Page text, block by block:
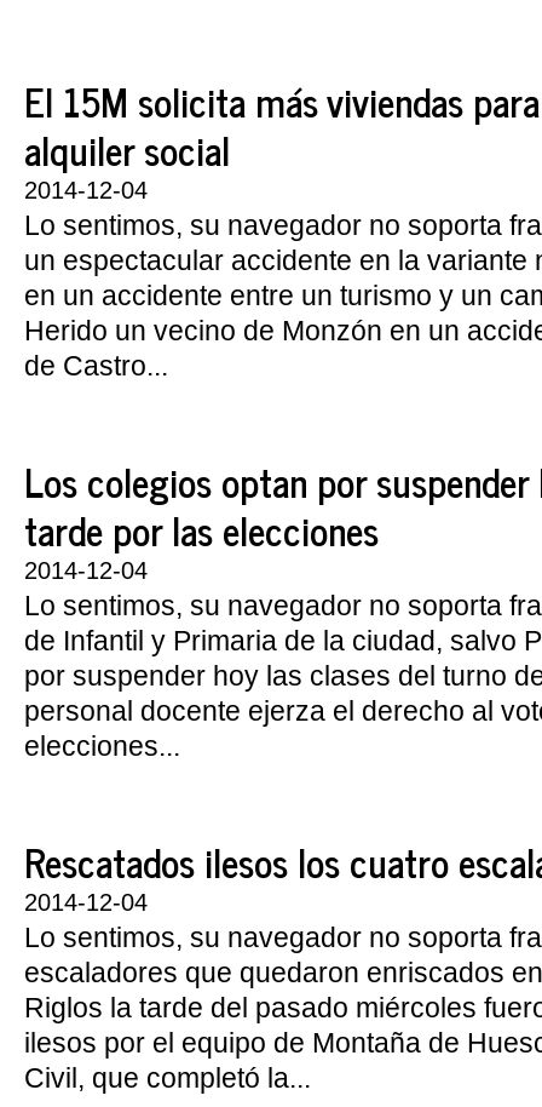
El 15M solicita más viviendas
alquiler social
2014-12-04
Lo sentimos, su navegador no soporta
un espectacular accidente en la variante
en un accidente entre un turismo y un
Herido un vecino de Monzón en un
de Castro...
Los colegios optan por suspender
tarde por las elecciones
2014-12-04
Lo sentimos, su navegador no soporta
de Infantil y Primaria de la ciudad, salvo
por suspender hoy las clases del turno
personal docente ejerza el derecho al
elecciones...
Rescatados ilesos los cuatro
2014-12-04
Lo sentimos, su navegador no soporta
escaladores que quedaron enriscados
Riglos la tarde del pasado miércoles
ilesos por el equipo de Montaña de
Civil, que completó la...